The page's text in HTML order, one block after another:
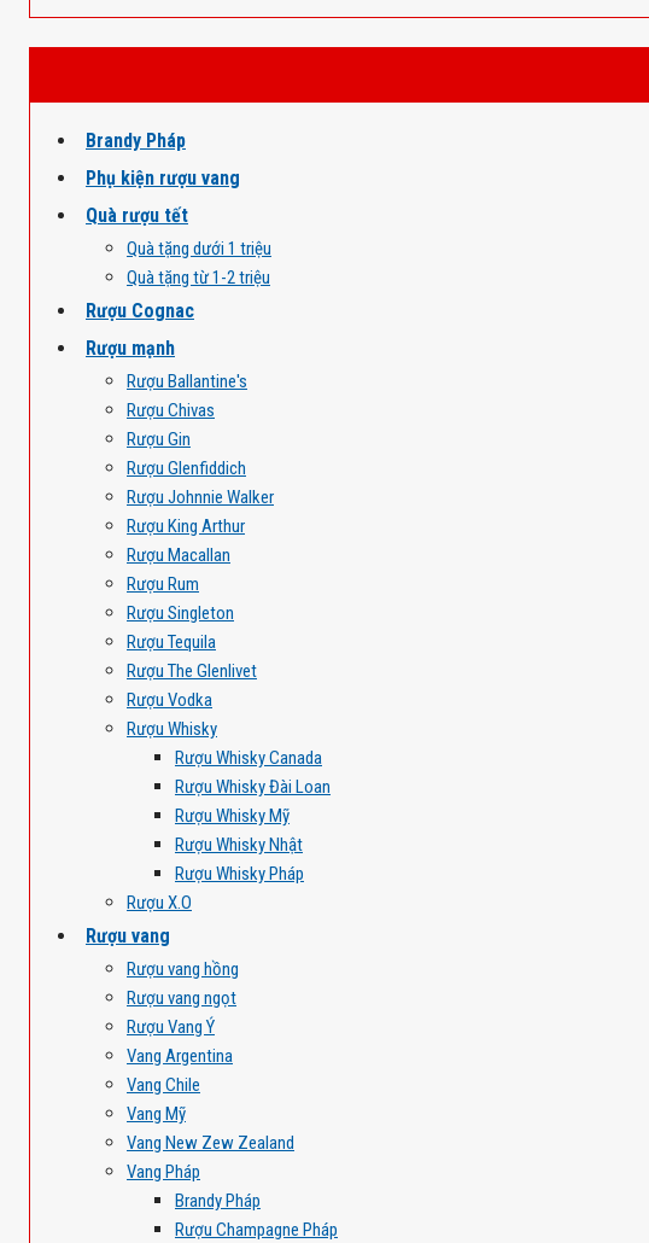
Brandy Pháp
Phụ kiện rượu vang
Quà rượu tết
Quà tặng dưới 1 triệu
Quà tặng từ 1-2 triệu
Rượu Cognac
Rượu mạnh
Rượu Ballantine's
Rượu Chivas
Rượu Gin
Rượu Glenfiddich
Rượu Johnnie Walker
Rượu King Arthur
Rượu Macallan
Rượu Rum
Rượu Singleton
Rượu Tequila
Rượu The Glenlivet
Rượu Vodka
Rượu Whisky
Rượu Whisky Canada
Rượu Whisky Đài Loan
Rượu Whisky Mỹ
Rượu Whisky Nhật
Rượu Whisky Pháp
Rượu X.O
Rượu vang
Rượu vang hồng
Rượu vang ngọt
Rượu Vang Ý
Vang Argentina
Vang Chile
Vang Mỹ
Vang New Zew Zealand
Vang Pháp
Brandy Pháp
Rượu Champagne Pháp